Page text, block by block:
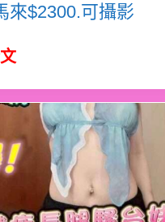
來$2300.可攝影